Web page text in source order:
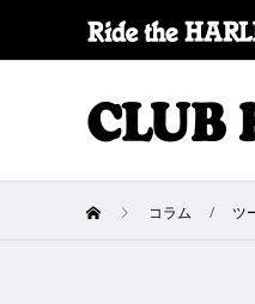
コラム ツ